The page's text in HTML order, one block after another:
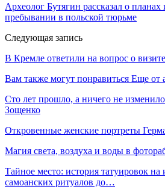
Археолог Бутягин рассказал о планах
пребывании в польской тюрьме
Следующая запись
В Кремле ответили на вопрос о
Вам также могут понравиться Еще от
Сто лет прошло, а ничего не
Зощенко
Откровенные женские портреты
Магия света, воздуха и воды в
Тайное место: история татуировок
самоанских ритуалов до…